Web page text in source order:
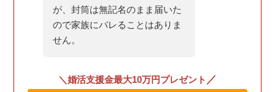
が、封筒は無記名のまま届いた
ので家族にバレることはありま
せん。
＼婚活支援金最大10万円プレゼント ／